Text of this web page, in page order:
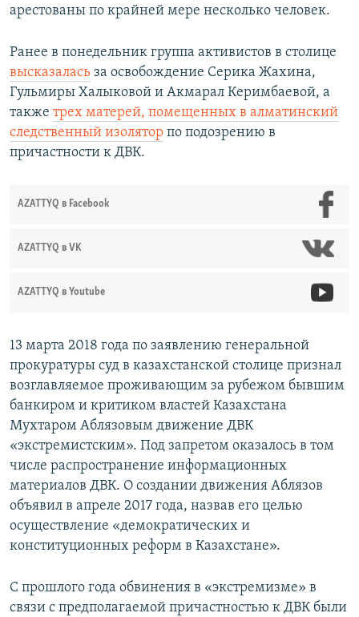
арестованы по крайней мере несколько человек.
Ранее в понедельник группа активистов в столице
высказалась за освобождение Серика Жахина,
Гульмиры Халыковой и Акмарал Керимбаевой, а
также трех матерей, помещенных в алматинский
следственный изолятор по подозрению в
причастности к ДВК.
AZATTYQ в Facebook
AZATTYQ в VK
AZATTYQ в Youtube
13 марта 2018 года по заявлению генеральной
прокуратуры суд в казахстанской столице признал
возглавляемое проживающим за рубежом бывшим
банкиром и критиком властей Казахстана
Мухтаром Аблязовым движение ДВК
«экстремистским». Под запретом оказалось в том
числе распространение информационных
материалов ДВК. О создании движения Аблязов
объявил в апреле 2017 года, назвав его целью
осуществление «демократических и
конституционных реформ в Казахстане».
С прошлого года обвинения в «экстремизме» в
связи с предполагаемой причастностью к ДВК были